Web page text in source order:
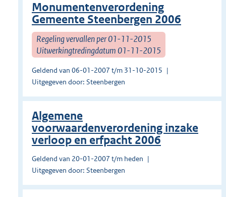
Monumentenverordening
Gemeente Steenbergen 2006
Regeling vervallen per 01-11-2015
Uitwerkingtredingdatum 01-11-2015
Geldend van 06-01-2007 t/m 31-10-2015
Uitgegeven door: Steenbergen
Algemene
voorwaardenverordening inzake
verloop en erfpacht 2006
Geldend van 20-01-2007 t/m heden
Uitgegeven door: Steenbergen